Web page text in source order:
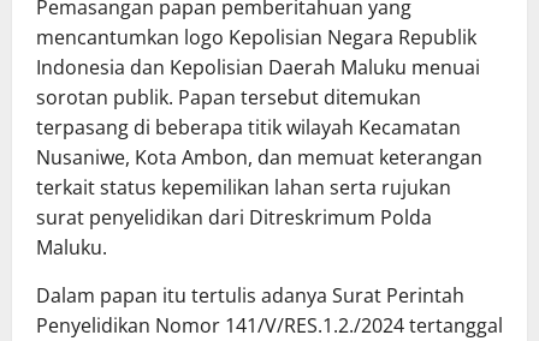
Pemasangan papan pemberitahuan yang
mencantumkan logo Kepolisian Negara Republik
Indonesia dan Kepolisian Daerah Maluku menuai
sorotan publik. Papan tersebut ditemukan
terpasang di beberapa titik wilayah Kecamatan
Nusaniwe, Kota Ambon, dan memuat keterangan
terkait status kepemilikan lahan serta rujukan
surat penyelidikan dari Ditreskrimum Polda
Maluku.
Dalam papan itu tertulis adanya Surat Perintah
Penyelidikan Nomor 141/V/RES.1.2./2024 tertanggal